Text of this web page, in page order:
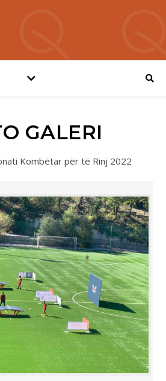
GALERI
Kombëtar për të Rinj 2022